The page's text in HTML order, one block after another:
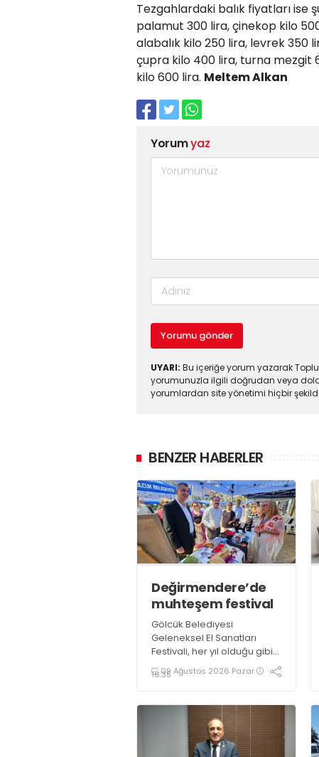
Tezgahlardaki balık fiyatları ise
palamut 300 lira, çinekop kilo
alabalık kilo 250 lira, levrek 350
çupra kilo 400 lira, turna mezgit
kilo 600 lira. Meltem Alkan
Yorumyaz
Yorumu gönder
UYARI: Bu içeriğe yorum yazarak
yorumunuzla ilgili doğrudan veya
yorumlardan site yönetimi hiçbir
BENZER HABERLER
Değirmendere’de
muhteşem festival
Gölcük Belediyesi
Geleneksel El Sanatları
Festivali, her yıl olduğu gibi
bu yıl da göz nuru binlerce
ürün ve el emeği ustası
boyunca Değirmendere
İskele meydanında
gerçekleştirildi
09 Ağustos 2026 Pazar
16:35